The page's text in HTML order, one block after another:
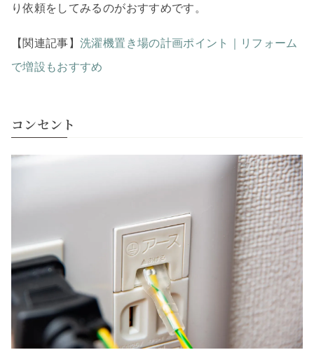
り依頼をしてみるのがおすすめです。
【関連記事】洗濯機置き場の計画ポイント｜リフォーム
で増設もおすすめ
コンセント